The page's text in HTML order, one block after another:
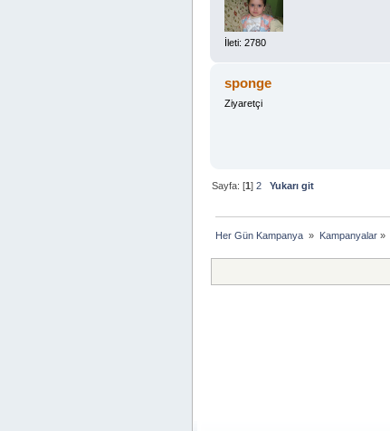
İleti: 2780
sponge
Ziyaretçi
Sayfa: [1]2
Yukarı git
Her Gün Kampanya » Kampanyalar»